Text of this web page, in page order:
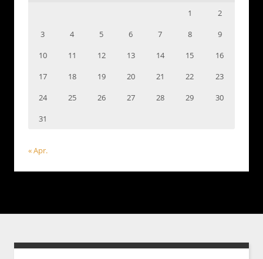
1
2
3
4 5 6 7 8
9
10
11 12 13 14 15
16
17
18 19 20 21 22
23
24
25 26 27 28 29
30
31
« Apr.